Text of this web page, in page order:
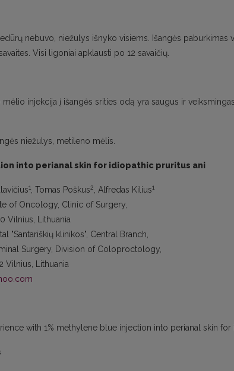
nebuvo, niežulys išnyko visiems. Išangės paburkimas
Visi ligoniai apklausti po 12 savaičių.
injekcija į išangės srities odą yra saugus ir
niežulys, metileno mėlis.
into perianal skin for idiopathic pruritus ani
1, Tomas Poškus2, Alfredas Kilius1
of Oncology, Clinic of Surgery,
Vilnius, Lithuania
"Santariškių klinikos", Central Branch,
Surgery, Division of Coloproctology,
Vilnius, Lithuania
with 1% methylene blue injection into perianal skin